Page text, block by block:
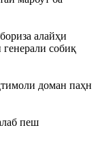
алайҳи
собиқ
доман паҳн
пеш